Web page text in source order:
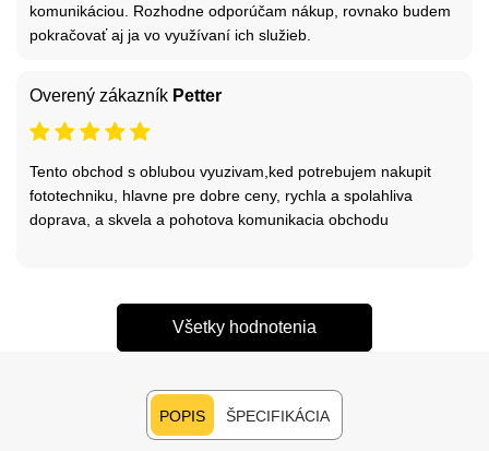
komunikáciou. Rozhodne odporúčam nákup, rovnako budem
pokračovať aj ja vo využívaní ich služieb.
Overený zákazník Petter
Tento obchod s oblubou vyuzivam,ked potrebujem nakupit
fototechniku, hlavne pre dobre ceny, rychla a spolahliva
doprava, a skvela a pohotova komunikacia obchodu
Všetky hodnotenia
POPIS ŠPECIFIKÁCIA